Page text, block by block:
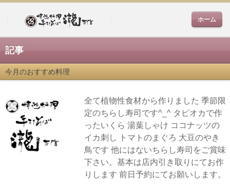
ホーム
記事
今月のおすすめ料理
全て植物性食材から作りました 季節限
定のちらし寿司です^_^ タピオカで作
ったいくら 湯葉しゃけ ココナッツの
イカ刺し トマトのまぐろ 大豆のやき
鳥です 他にはないちらし寿司をご賞味
下さい。基本は店内引き取りにてお作
りします 前日予約にてお願いします。